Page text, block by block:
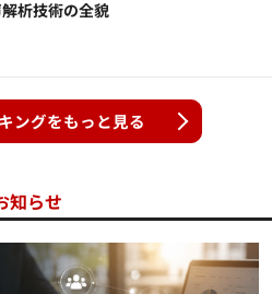
析技術の全貌
ングをもっと見る
知らせ